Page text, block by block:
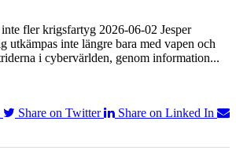
fler krigsfartyg 2026-06-02 Jesper
utkämpas inte längre bara med vapen och
i cybervärlden, genom information...
Share on Twitter
Share on Linked In